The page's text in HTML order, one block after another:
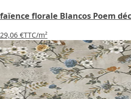
faïence florale Blancos Poem
29,06 €TTC/m²